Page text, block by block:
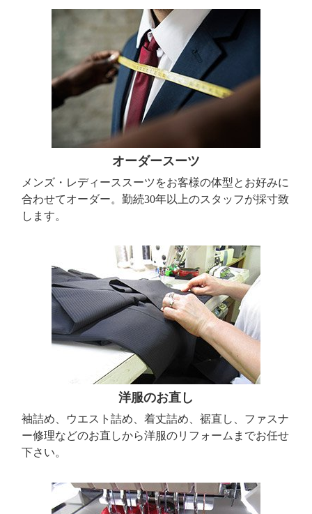
オーダースーツ
メンズ・レディーススーツをお客様の体型とお好みに
合わせてオーダー。勤続30年以上のスタッフが採寸致
します。
洋服のお直し
袖詰め、ウエスト詰め、着丈詰め、裾直し、ファスナ
ー修理などのお直しから洋服のリフォームまでお任せ
下さい。